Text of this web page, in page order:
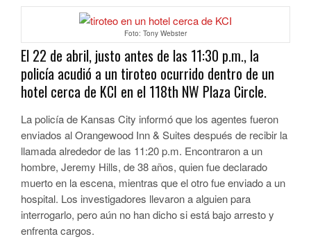
Foto: Tony Webster
El 22 de abril, justo antes de las 11:30 p.m., la
policía acudió a un tiroteo ocurrido dentro de un
hotel cerca de KCI en el 118th NW Plaza Circle.
La policía de Kansas City informó que los agentes fueron
enviados al Orangewood Inn & Suites después de recibir la
llamada alrededor de las 11:20 p.m. Encontraron a un
hombre, Jeremy Hills, de 38 años, quien fue declarado
muerto en la escena, mientras que el otro fue enviado a un
hospital. Los investigadores llevaron a alguien para
interrogarlo, pero aún no han dicho si está bajo arresto y
enfrenta cargos.